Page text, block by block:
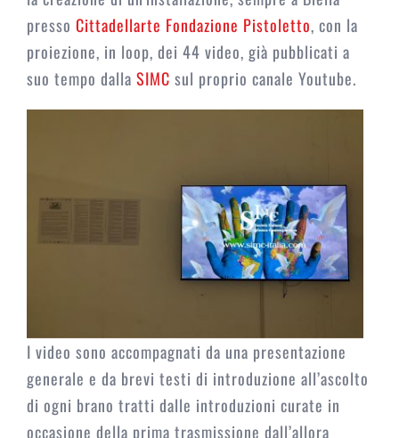
presso Cittadellarte Fondazione Pistoletto, con la
proiezione, in loop, dei 44 video, già pubblicati a
suo tempo dalla SIMC sul proprio canale Youtube.
I video sono accompagnati da una presentazione
generale e da brevi testi di introduzione all’ascolto
di ogni brano tratti dalle introduzioni curate in
occasione della prima trasmissione dall’allora